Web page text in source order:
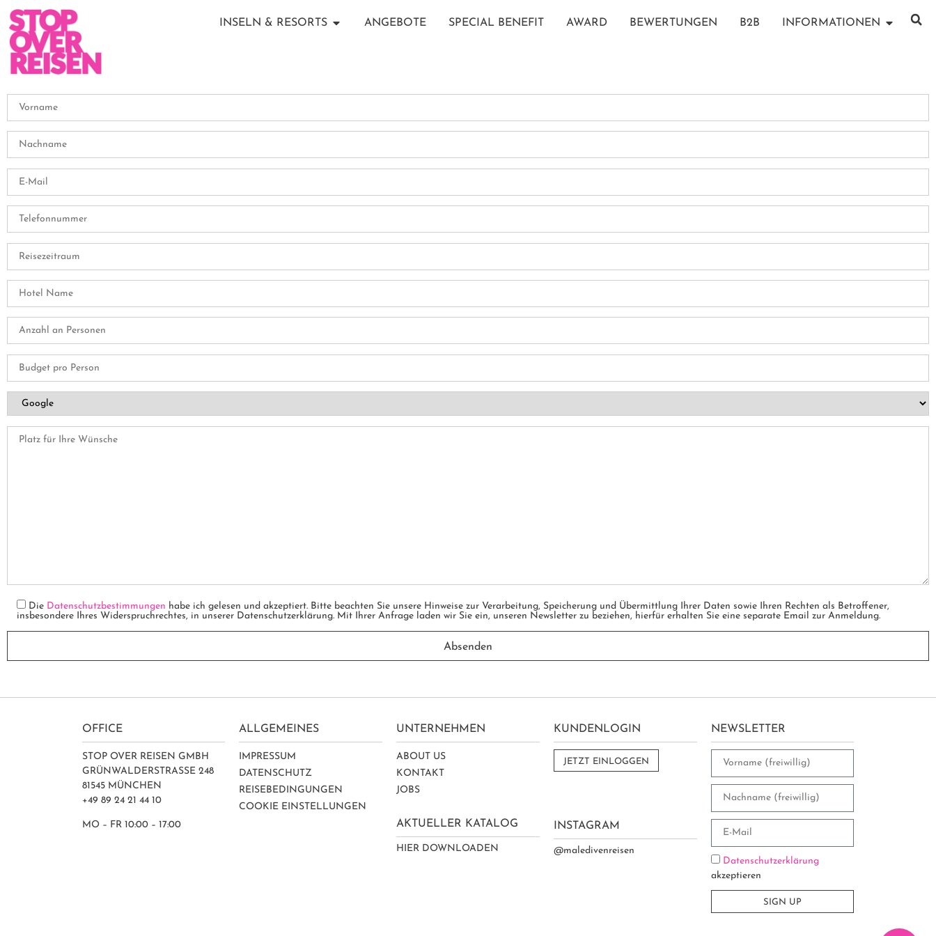
INSELN & RESORTS ANGEBOTE SPECIAL BENEFIT AWARD BEWERTUNGEN B2B INFORMATIONEN
Die Datenschutzbestimmungen habe ich gelesen und akzeptiert. Bitte beachten Sie unsere Hinweise zur Verarbeitung, Speicherung und Übermittlung Ihrer Daten sowie Ihren Rechten als Betroffener,
insbesondere Ihres Widerspruchrechtes, in unserer Datenschutzerklärung. Mit Ihrer Anfrage laden wir Sie ein, unseren Newsletter zu beziehen, hierfür erhalten Sie eine separate Email zur Anmeldung.
OFFICE
STOP OVER REISEN GMBH
GRÜNWALDERSTRASSE 248
81545 MÜNCHEN
+49 89 24 21 44 10
MO – FR 10:00 – 17:00
ALLGEMEINES
IMPRESSUM
DATENSCHUTZ
REISEBEDINGUNGEN
COOKIE EINSTELLUNGEN
UNTERNEHMEN
ABOUT US
KONTAKT
JOBS
AKTUELLER KATALOG
HIER DOWNLOADEN
KUNDENLOGIN
JETZT EINLOGGEN
INSTAGRAM
@maledivenreisen
NEWSLETTER
Datenschutzerklärung
akzeptieren
SIGN UP